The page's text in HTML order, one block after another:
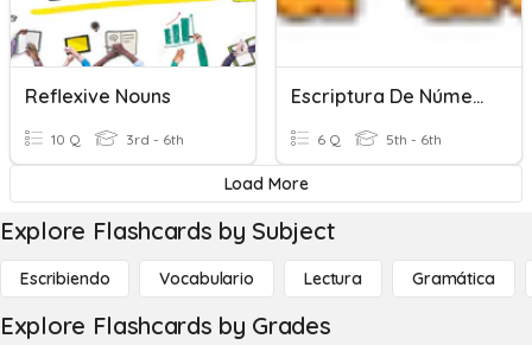
Reflexive Nouns
10 Q 3rd - 6th
Escriptura De Números (U1)
6 Q 5th - 6th
Load More
Explore Flashcards by Subject
Escribiendo Vocabulario Lectura Gramática
Explore Flashcards by Grades